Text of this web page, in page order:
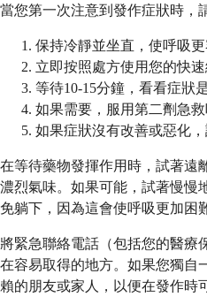
當您第一次注意到發作症狀時，
保持冷靜並坐直，使呼吸
立即按照處方使用您的快
等待10-15分鐘，看看症狀
如果需要，服用第二劑急
如果症狀沒有改善或惡化
在等待藥物發揮作用時，試著遠
濃烈氣味。如果可能，試著慢慢
免躺下，因為這會使呼吸更加困
將緊急聯絡電話（包括您的醫療
在容易取得的地方。如果您獨自
賴的朋友或家人，以便在發作時